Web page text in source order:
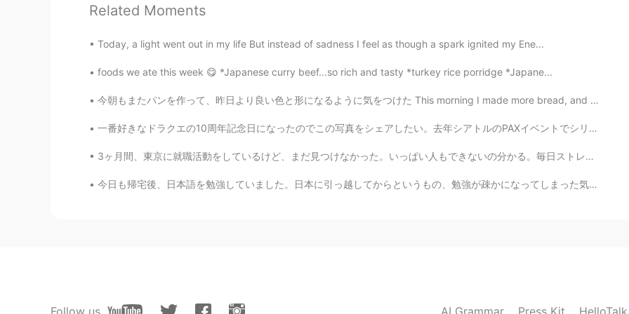
@Noriko のりこ
EN JP CN KR
@Hana 訂正をありがとう！I like ice cream, but don’t eat it very often. My son enjoys ice
cream though
EN JP CN KR
@no name うんうん。。。今厳しいダイエット中ので炭水化物をあまり食べれない>_>でも
Related Moments
Today, a light went out in my life But instead of sadness I feel as though a spark ignited my Ene...
foods we ate this week 😋 *Japanese curry beef...so rich and tasty *turkey rice porridge *Japane...
今朝もまたパンを作って、昨日より良い色と形になるように気をつけた This morning I made more bread, and was careful to try for a bet...
一番好きなドラクエの10周年記念日になったのでこの写真をシェアしたい。去年シアトルのPAXイベントでシリーズの生みの親に会えた!僕の販促ポスターをサインしてくれた。すぐ後に額縁に入れた。誰も第9...
3ヶ月間、東京に就職活動をしているけど、まだ見つけなかった。いっぱい人もできないの分かる。毎日ストレスが溜まっている。 For 3 months I've been job-hunting i...
今日も帰宅後、日本語を勉強していました。日本に引っ越してからというもの、勉強が疎かになってしまった気がします。仕事が終わってから勉強が億劫になる傾向があります。 今までもう6年半ほど日本語の勉強...
Follow us AI Grammar Press Kit